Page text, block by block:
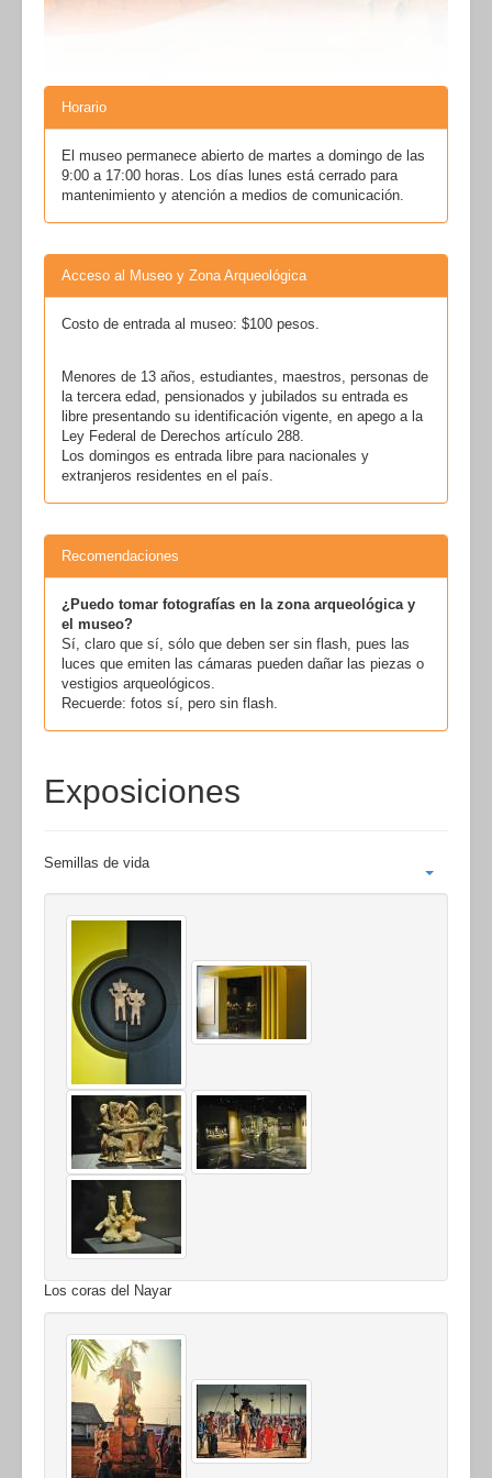
Horario
El museo permanece abierto de martes a domingo de las
9:00 a 17:00 horas. Los días lunes está cerrado para
mantenimiento y atención a medios de comunicación.
Acceso al Museo y Zona Arqueológica
Costo de entrada al museo: $100 pesos.
Menores de 13 años, estudiantes, maestros, personas de
la tercera edad, pensionados y jubilados su entrada es
libre presentando su identificación vigente, en apego a la
Ley Federal de Derechos artículo 288.
Los domingos es entrada libre para nacionales y
extranjeros residentes en el país.
Recomendaciones
¿Puedo tomar fotografías en la zona arqueológica y
el museo?
Sí, claro que sí, sólo que deben ser sin flash, pues las
luces que emiten las cámaras pueden dañar las piezas o
vestigios arqueológicos.
Recuerde: fotos sí, pero sin flash.
Exposiciones
Semillas de vida
Los coras del Nayar